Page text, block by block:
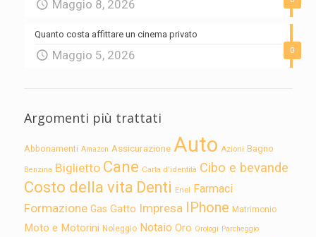
Maggio 8, 2026
0
Quanto costa affittare un cinema privato
Maggio 5, 2026
Argomenti più trattati
Abbonamenti Amazon Assicurazione Auto Azioni Bagno
Benzina Biglietto Cane Carta d'identità Cibo e bevande
Costo della vita Denti Enel Farmaci
Formazione Gas Gatto Impresa IPhone Matrimonio
Moto e Motorini Noleggio Notaio Oro Orologi Parcheggio